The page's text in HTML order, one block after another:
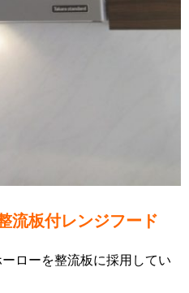
流板付レンジフード
ローを整流板に採用してい